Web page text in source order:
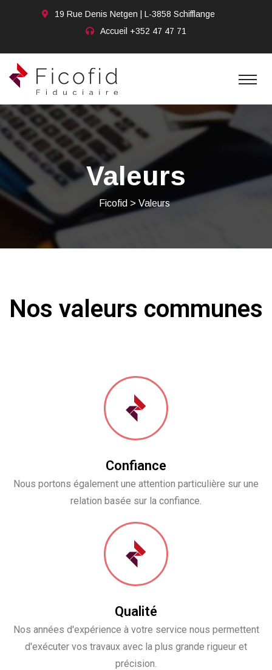
19 Rue Denis Netgen | L-3858 Schifflange
Accueil +352 47 47 71
Valeurs
Ficofid > Valeurs
Nos valeurs communes
Confiance
Nous portons également une attention particulière sur une
relation basée sur la confiance.
Qualité
Nos années d'expérience à votre service nous permettent
d'exécuter vos travaux avec la plus grande rigueur et
précision.